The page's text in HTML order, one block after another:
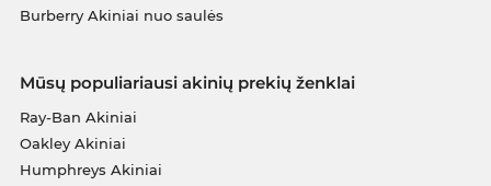
Burberry Akiniai nuo saulės
Mūsų populiariausi akinių prekių ženklai
Ray-Ban Akiniai
Oakley Akiniai
Humphreys Akiniai